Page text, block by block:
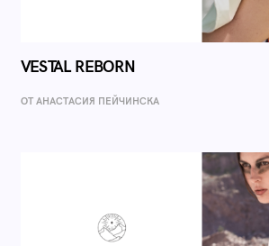
VESTAL REBORN
ОТ AНАСТАСИЯ ПЕЙЧИНСКА